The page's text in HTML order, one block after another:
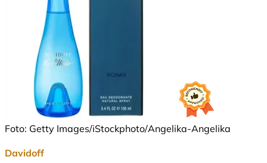
Foto: Getty Images/iStockphoto/Angelika-Angelika
Davidoff